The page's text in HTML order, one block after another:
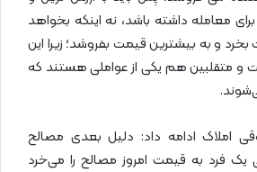
معامله داشته باشد، نه اینکه بخواهد
و به بیشترین قیمت بفروشد؛ زیرا این
و متقلبین هم یکی از عواملی هستند که
املاک ادامه داد: دلیل بعدی مصالح
یک فرد به قیمت امروز مصالح را می‌خرد